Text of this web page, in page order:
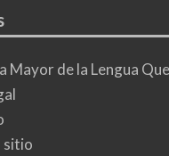
Mayor de la Lengua
sitio